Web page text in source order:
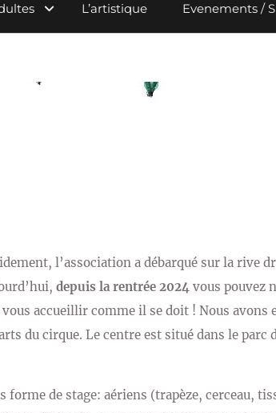
L’artistique Evenements /
l’association a débarqué sur la rive
depuis la rentrée 2024 vous pouvez
accueillir comme il se doit ! Nous avons
du cirque. Le centre est situé dans le parc
de stage: aériens (trapèze, cerceau,